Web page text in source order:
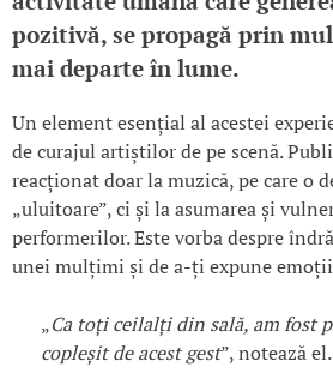
pozitivă, se propagă prin
mai departe în lume.
Un element esențial al acestei
de curajul artiștilor de pe scenă.
reacționat doar la muzică, pe care o
„uluitoare”, ci și la asumarea și
performerilor. Este vorba despre
unei mulțimi și de a-ți expune
„Ca toți ceilalți din sală, am fost
copleșit de acest gest”, notează el.